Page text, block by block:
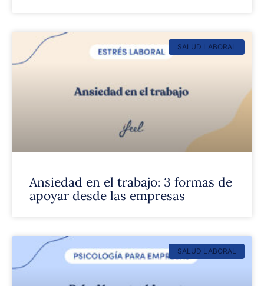
SALUD LABORAL
Ansiedad en el trabajo: 3 formas de
apoyar desde las empresas
SALUD LABORAL